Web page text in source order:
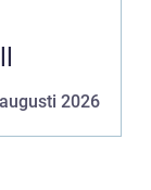
2026